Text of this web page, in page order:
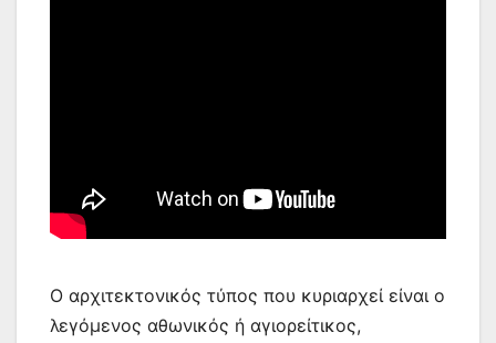
Ο αρχιτεκτονικός τύπος που κυριαρχεί είναι ο
λεγόμενος αθωνικός ή αγιορείτικος,